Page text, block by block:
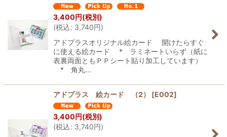
3,400円(税別)
(税込: 3,740円)
アドプラスオリジナル絵カード 開けたらすぐ
に使える絵カード * ラミネートいらず（紙に
表裏両面ともＰＰシート貼り加工しています）
* 角丸…
アドプラス 絵カード （2） [E002]
3,400円(税別)
(税込: 3,740円)